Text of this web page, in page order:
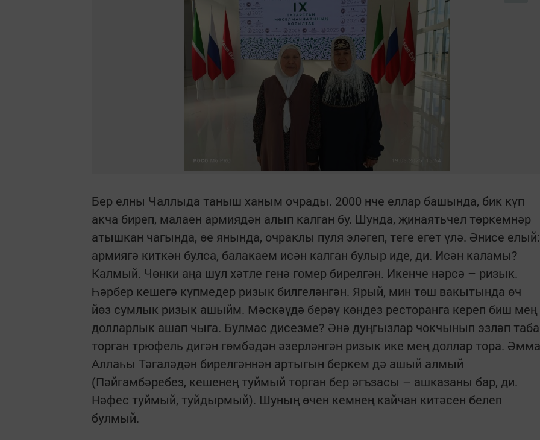
Бер елны Чаллыда таныш ханым очрады. 2000 нче еллар башында, бик күп
акча биреп, малаен армиядән алып калган бу. Шунда, җинаятьчел төркемнәр
атышкан чагында, өе янында, очраклы пуля эләгеп, теге егет үлә. Әнисе елый:
армиягә киткән булса, балакаем исән калган булыр иде, ди. Исән каламы?
Калмый. Чөнки аңа шул хәтле генә гомер бирелгән. Икенче нәрсә – ризык.
Һәрбер кешегә күпмедер ризык билгеләнгән. Ярый, мин төш вакытында өч
йөз сумлык ризык ашыйм. Мәскәүдә берәү көндез ресторанга кереп биш мең
долларлык ашап чыга. Булмас дисезме? Әнә дуңгызлар чокчынып эзләп таба
торган трюфель дигән гөмбәдән әзерләнгән ризык ике мең доллар тора. Әмма
Аллаһы Тәгаләдән бирелгәннән артыгын беркем дә ашый алмый
(Пәйгамбәребез, кешенең туймый торган бер әгъзасы – ашказаны бар, ди.
Нәфес туймый, туйдырмый). Шуның өчен кемнең кайчан китәсен белеп
булмый.